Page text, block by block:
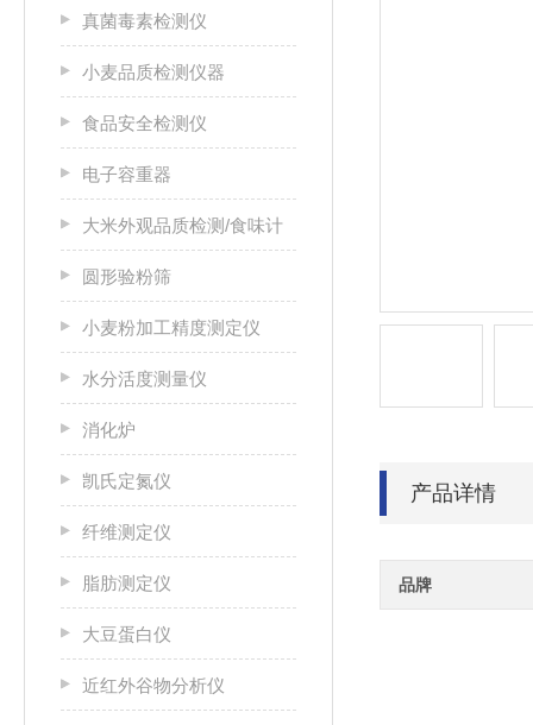
真菌毒素检测仪
小麦品质检测仪器
食品安全检测仪
电子容重器
大米外观品质检测/食味计
圆形验粉筛
小麦粉加工精度测定仪
水分活度测量仪
消化炉
凯氏定氮仪
纤维测定仪
脂肪测定仪
大豆蛋白仪
近红外谷物分析仪
产品详情
品牌